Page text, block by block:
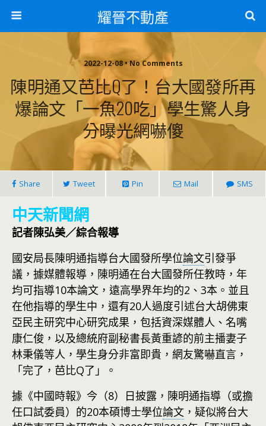
耀晉不動產
2022-12-08 • No Comments
陳明通又芭比Q了！台大國發所再
爆論文「一魚20吃」學生驚人身
分曝光網嚇傻
Share Tweet Pin Mail SMS
中天新聞網
記者陳弘美／綜合報導
國安局長陳明通指導台大國發所學位論文引發爭
議，據媒體報導，陳明通在台大國發所任教時，年
均可指導10本論文，遠高學界年均的2、3本。並且
在他指導的學生中，還有20人過度引述台大胡佛東
亞民主研究中心研究成果，包括資深媒體人、名嘴
康仁俊，以及總統府副秘書長黃重諺的前主播妻子
林秉儀等人，學生身分非富即貴，網友驚嚇直言，
「完了，芭比Q了」。
據《中國時報》今（8）日披露，陳明通指導（或擔
任口試委員）的20本碩博士學位論文 ，疑似將台大